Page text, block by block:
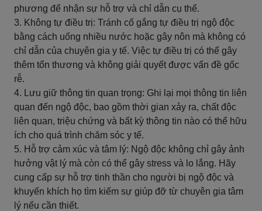
phương để nhận sự hỗ trợ và chỉ dẫn cụ thể.
3. Không tự điều trị: Tránh cố gắng tự điều trị ngộ độc
bằng cách uống nhiều nước hoặc gây nôn mà không có
chỉ dẫn của chuyên gia y tế. Việc tự điều trị có thể gây
thêm tổn thương và không giải quyết được vấn đề gốc
rễ.
4. Lưu giữ thông tin quan trọng: Ghi lại mọi thông tin liên
quan đến ngộ độc, bao gồm thời gian xảy ra, chất độc
liên quan, triệu chứng và bất kỳ thông tin nào có thể hữu
ích cho quá trình chăm sóc y tế.
5. Hỗ trợ cảm xúc và tâm lý: Ngộ độc không chỉ gây ảnh
hưởng vật lý mà còn có thể gây stress và lo lắng. Hãy
cung cấp sự hỗ trợ tinh thần cho người bị ngộ độc và
khuyến khích họ tìm kiếm sự giúp đỡ từ chuyên gia tâm
lý nếu cần thiết.